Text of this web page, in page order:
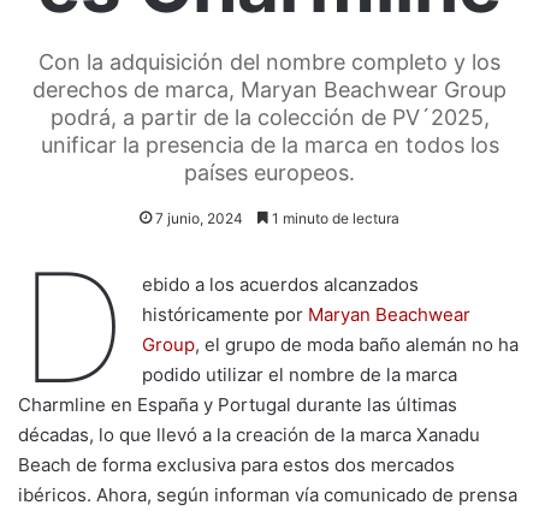
Con la adquisición del nombre completo y los
derechos de marca, Maryan Beachwear Group
podrá, a partir de la colección de PV´2025,
unificar la presencia de la marca en todos los
países europeos.
7 junio, 2024 1 minuto de lectura
D
ebido a los acuerdos alcanzados
históricamente por Maryan Beachwear
Group, el grupo de moda baño alemán no ha
podido utilizar el nombre de la marca
Charmline en España y Portugal durante las últimas
décadas, lo que llevó a la creación de la marca Xanadu
Beach de forma exclusiva para estos dos mercados
ibéricos. Ahora, según informan vía comunicado de prensa